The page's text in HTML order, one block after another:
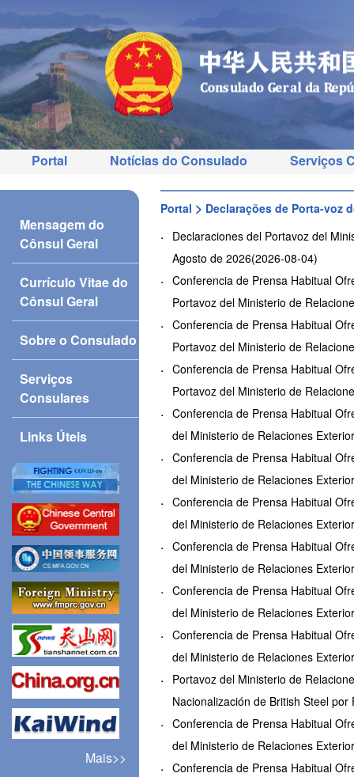
Portal Notícias do Consulado Serviços
Mensagem do
Cônsul Geral
Currículo Vitae do
Cônsul Geral
Sobre o Consulado
Serviços
Consulares
Links Úteis
Mais>>
Portal > Declarações de Porta-voz
Declaraciones del Portavoz del
Agosto de 2026(2026-08-04)
Conferencia de Prensa Habitual
Portavoz del Ministerio de
Conferencia de Prensa Habitual
Portavoz del Ministerio de
Conferencia de Prensa Habitual
Portavoz del Ministerio de
Conferencia de Prensa Habitual
del Ministerio de Relaciones
Conferencia de Prensa Habitual
del Ministerio de Relaciones
Conferencia de Prensa Habitual
del Ministerio de Relaciones
Conferencia de Prensa Habitual
del Ministerio de Relaciones
Conferencia de Prensa Habitual
del Ministerio de Relaciones
Conferencia de Prensa Habitual
del Ministerio de Relaciones
Portavoz del Ministerio de
Nacionalización de British Steel
Conferencia de Prensa Habitual
del Ministerio de Relaciones
Conferencia de Prensa Habitual